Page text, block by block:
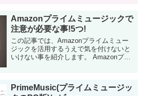
下を参考にしてください。 結...
Amazonプライムミュージックで
注意が必要な事!5つ!
この記事では、Amazonプライムミュー
ジックを活用するうえで気を付けないと
いけない事を紹介します。 Amazonプラ
Amazonプライムミュー...
PrimeMusic(プライムミュージッ